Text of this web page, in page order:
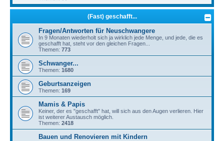
(Fast) geschafft...
Fragen/Antworten für Neuschwangere
In 9 Monaten wiederholt sich ja wirklich jede Menge, und jede, die es
geschafft hat, steht vor den gleichen Fragen...
Themen: 773
Schwanger...
Themen: 1680
Geburtsanzeigen
Themen: 169
Mamis & Papis
Keiner, der es "geschafft" hat, will sich aus den Augen verlieren. Hier
ist weiterer Austausch möglich.
Themen: 2418
Bauen und Renovieren mit Kindern